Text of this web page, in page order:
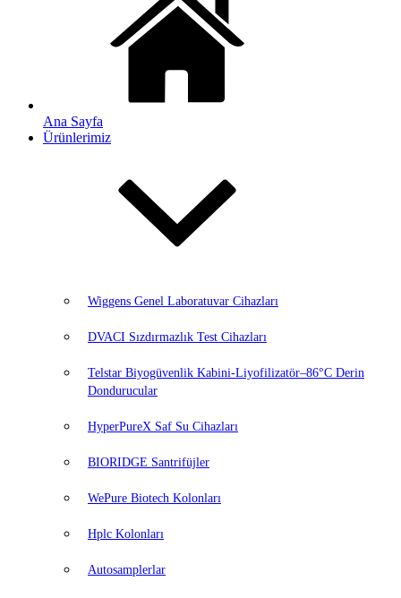
Ana Sayfa
Ürünlerimiz
Wiggens Genel Laboratuvar Cihazları
DVACI Sızdırmazlık Test Cihazları
Telstar Biyogüvenlik Kabini-Liyofilizatör–86°C Derin
Dondurucular
HyperPureX Saf Su Cihazları
BIORIDGE Santrifüjler
WePure Biotech Kolonları
Hplc Kolonları
Autosamplerlar